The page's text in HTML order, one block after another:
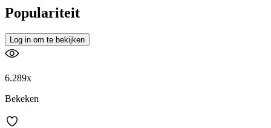
Populariteit
Log in om te bekijken
6.289x
Bekeken